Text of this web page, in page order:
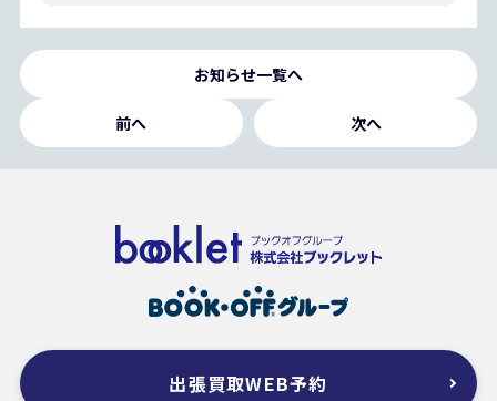
お知らせ一覧へ
前へ 次へ
出張買取WEB予約